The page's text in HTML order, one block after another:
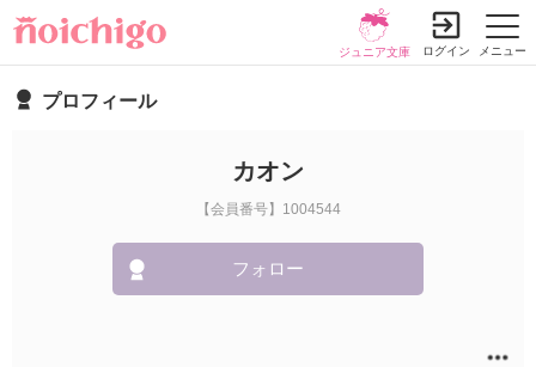
メニュー
ジュニア文庫 ログイン
プロフィール
カオン
【会員番号】1004544
フォロー